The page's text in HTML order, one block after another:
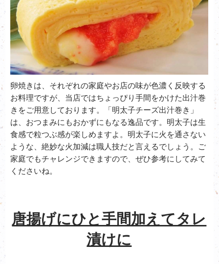
卵焼きは、それぞれの家庭やお店の味が色濃く反映する
お料理ですが、当店ではちょっぴり手間をかけた出汁巻
きをご用意しております。「明太子チーズ出汁巻き」
は、おつまみにもおかずにもなる逸品です。明太子は生
食感で粒つぶ感が楽しめますよ。明太子に火を通さない
ような、絶妙な火加減は職人技だと言えるでしょう。ご
家庭でもチャレンジできますので、ぜひ参考にしてみて
くださいね。
唐揚げにひと手間加えてタレ
漬けに